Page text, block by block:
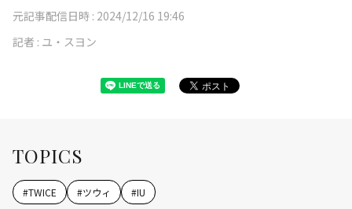
元記事配信日時 : 2024/12/16 19:46
記者 : ユ・スヨン
TOPICS
#TWICE #ツウィ #IU